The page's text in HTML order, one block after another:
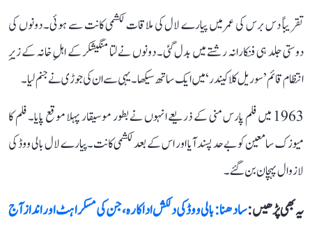
تقریباً دس برس کی عمر میں پیارے لال کی ملاقات لکشمی کانت سے ہوئی۔ دونوں کی
دوستی جلد ہی فنکارانہ رشتے میں بدل گئی۔ دونوں نے لتا منگیشکر کے اہلِ خانہ کے زیرِ
انتظام قائم ’سوریل کلا کیندر‘ میں ایک ساتھ سیکھا۔ یہی سے ان کی جوڑی نے جنم لیا۔
1963 میں فلم پارس منی کے ذریعے انہوں نے بطور موسیقار پہلا موقع پایا۔ فلم کا
میوزک سامعین کو بے حد پسند آیا اور اس کے بعد لکشمی کانت۔پیارے لال بالی ووڈ کی
لازوال پہچان بن گئے۔
یہ بھی پڑھیں :سادھنا: بالی ووڈ کی دلکش اداکارہ، جن کی مسکراہٹ اور انداز آج